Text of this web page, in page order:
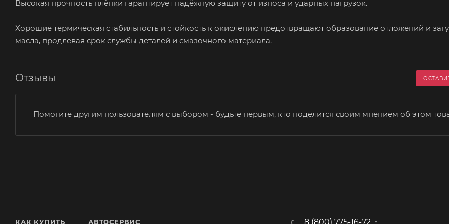
Высокая прочность плёнки гарантирует надёжную защиту от износа и ударных нагрузок.
Хорошие термическая стабильность и стойкость к окислению предотвращают образование отложений и
масла, продлевая срок службы деталей и смазочного материала.
Отзывы
Помогите другим пользователям с выбором - будьте первым, кто поделится своим мнением об этом
КАК КУПИТЬ АВТОСЕРВИС